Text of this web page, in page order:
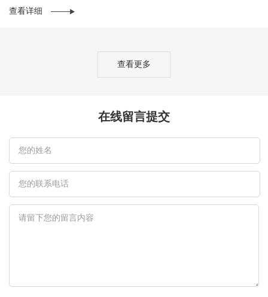
查看详细
查看更多
在线留言提交